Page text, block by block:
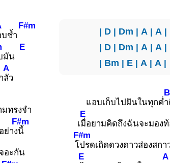
บช้ำ
F#m
มัน
E
A
ลัว
ทรงจำ
ย่าง
F#m
นี้
อะกัน
| D| Dm | A | A |
| D| Dm | A | A |
| Bm | E | A | A |
แอบเก็บไปฝันในทุกค่ำ
เ
E
มื่อยามคิดถึงฉันจะมองท้
โ
F#m
ปรดเถิดดวงดาวส่องสกา
E A